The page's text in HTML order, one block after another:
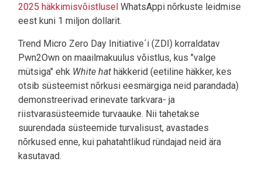
2025 häkkimisvõistlusel WhatsAppi nõrkuste leidmise
eest kuni 1 miljon dollarit.
Trend Micro Zero Day Initiative´i (ZDI) korraldatav
Pwn2Own on maailmakuulus võistlus, kus "valge
mütsiga" ehk White hat häkkerid (eetiline häkker, kes
otsib süsteemist nõrkusi eesmärgiga neid parandada)
demonstreerivad erinevate tarkvara- ja
riistvarasüsteemide turvaauke. Nii tahetakse
suurendada süsteemide turvalisust, avastades
nõrkused enne, kui pahatahtlikud ründajad neid ära
kasutavad.